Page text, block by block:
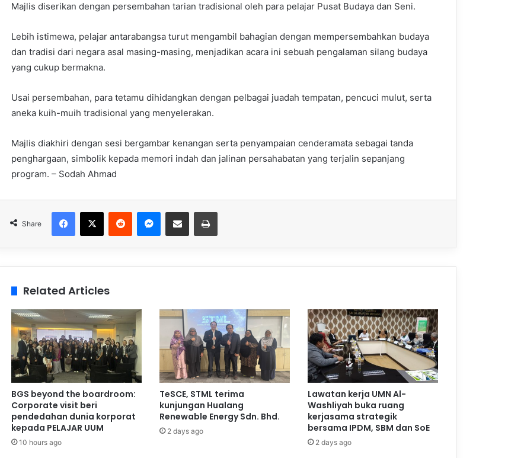
Majlis diserikan dengan persembahan tarian tradisional oleh para pelajar Pusat Budaya dan Seni.
Lebih istimewa, pelajar antarabangsa turut mengambil bahagian dengan mempersembahkan budaya
dan tradisi dari negara asal masing-masing, menjadikan acara ini sebuah pengalaman silang budaya
yang cukup bermakna.
Usai persembahan, para tetamu dihidangkan dengan pelbagai juadah tempatan, pencuci mulut, serta
aneka kuih-muih tradisional yang menyelerakan.
Majlis diakhiri dengan sesi bergambar kenangan serta penyampaian cenderamata sebagai tanda
penghargaan, simbolik kepada memori indah dan jalinan persahabatan yang terjalin sepanjang
program. – Sodah Ahmad
Share
Related Articles
BGS beyond the boardroom:
Corporate visit beri
pendedahan dunia korporat
kepada PELAJAR UUM
10 hours ago
TeSCE, STML terima
kunjungan Hualang
Renewable Energy Sdn. Bhd.
2 days ago
Lawatan kerja UMN Al-
Washliyah buka ruang
kerjasama strategik
bersama IPDM, SBM dan SoE
2 days ago